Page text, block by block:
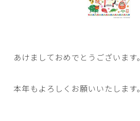
あけましておめでとうございます。
本年もよろしくお願いいたします。